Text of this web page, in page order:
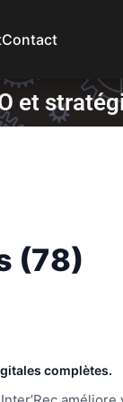
Contact
et
(78)
complètes.